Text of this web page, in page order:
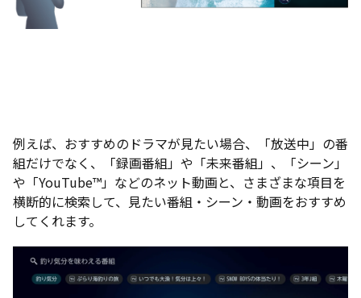
例えば、おすすめのドラマが見たい場合、「放送中」の番
組だけでなく、「録画番組」や「未来番組」、「シーン」
や「YouTube™」などのネット動画と、さまざまな項目を
横断的に検索して、見たい番組・シーン・動画をおすすめ
してくれます。